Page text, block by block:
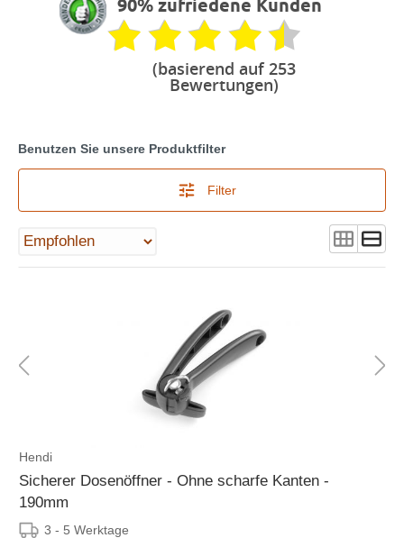
90% zufriedene Kunden
(basierend auf 253
Bewertungen)
Benutzen Sie unsere Produktfilter
Filter
Hendi
Sicherer Dosenöffner - Ohne scharfe Kanten -
190mm
3 - 5 Werktage